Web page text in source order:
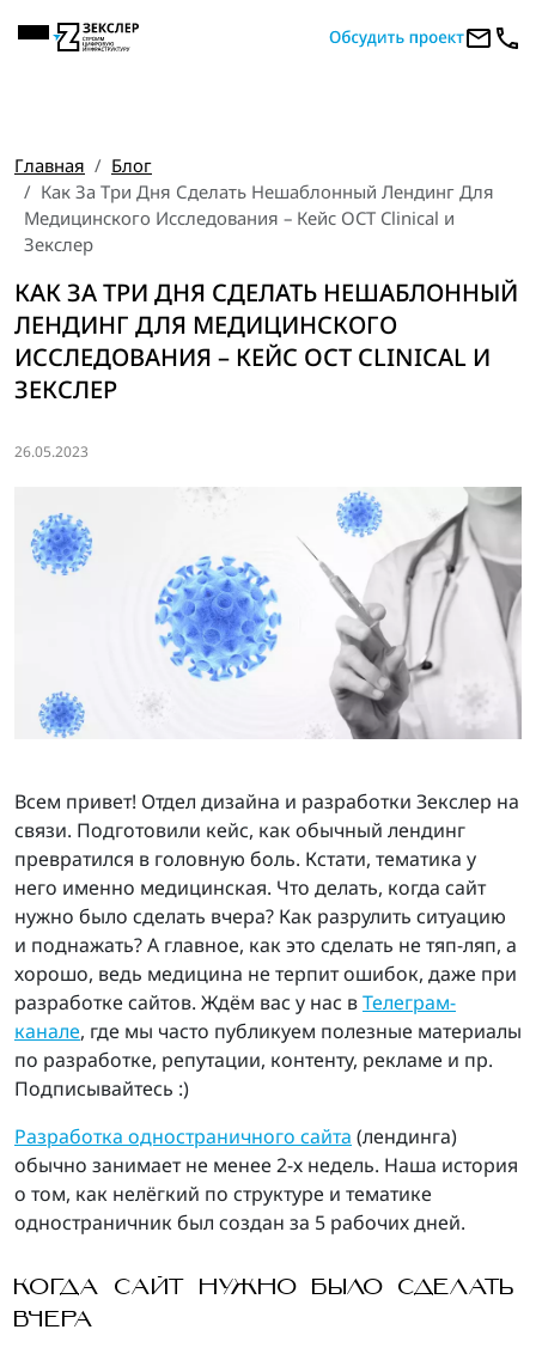
Главная
Блог
Как За Три Дня Сделать Нешаблонный Лендинг Для
Медицинского Исследования – Кейс OCT Clinical и
Зекслер
КАК ЗА ТРИ ДНЯ СДЕЛАТЬ НЕШАБЛОННЫЙ
ЛЕНДИНГ ДЛЯ МЕДИЦИНСКОГО
ИССЛЕДОВАНИЯ – КЕЙС OCT CLINICAL И
ЗЕКСЛЕР
26.05.2023
Всем привет! Отдел дизайна и разработки Зекслер на
связи. Подготовили кейс, как обычный лендинг
превратился в головную боль. Кстати, тематика у
него именно медицинская. Что делать, когда сайт
нужно было сделать вчера? Как разрулить ситуацию
и поднажать? А главное, как это сделать не тяп-ляп, а
хорошо, ведь медицина не терпит ошибок, даже при
разработке сайтов. Ждём вас у нас вТелеграм-
канале, где мы часто публикуем полезные материалы
по разработке, репутации, контенту, рекламе и пр.
Подписывайтесь :)
Разработка одностраничного сайта (лендинга)
обычно занимает не менее 2-х недель. Наша история
о том, как нелёгкий по структуре и тематике
одностраничник был создан за 5 рабочих дней.
КОГДА САЙТ НУЖНО БЫЛО СДЕЛАТЬ
ВЧЕРА